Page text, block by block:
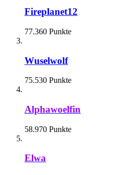
Fireplanet12
77.360 Punkte
Wuselwolf
75.530 Punkte
Alphawoelfin
58.970 Punkte
Elwa